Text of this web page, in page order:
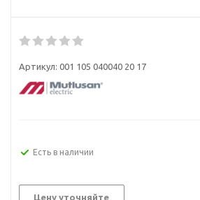
Артикул: 001 105 040040 20 17
Есть в наличии
Цену уточняйте